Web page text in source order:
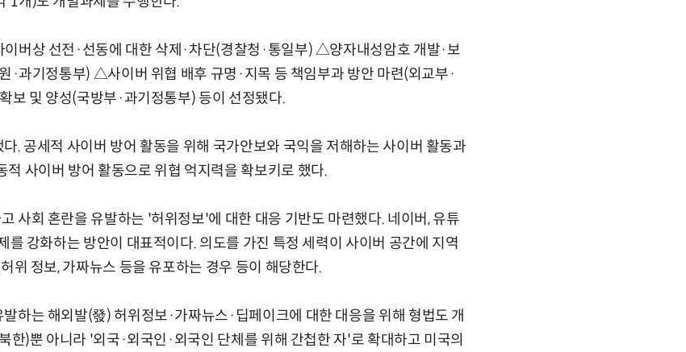
버상 선전·선동에 대한 삭제·차단(경찰청·통일부) △양자내성암호 개발·보
·과기정통부) △사이버 위협 배후 규명·지목 등 책임부과 방안 마련(외교부·
보 및 양성(국방부·과기정통부) 등이 선정됐다.
. 공세적 사이버 방어 활동을 위해 국가안보와 국익을 저해하는 사이버 활동과
적 사이버 방어 활동으로 위협 억지력을 확보키로 했다.
사회 혼란을 유발하는 '허위정보'에 대한 대응 기반도 마련했다. 네이버, 유튜
를 강화하는 방안이 대표적이다. 의도를 가진 특정 세력이 사이버 공간에 지역
위 정보, 가짜뉴스 등을 유포하는 경우 등이 해당한다.
하는 해외발(發) 허위정보·가짜뉴스·딥페이크에 대한 대응을 위해 형법도 개
한)뿐 아니라 '외국·외국인·외국인 단체를 위해 간첩한 자'로 확대하고 미국의